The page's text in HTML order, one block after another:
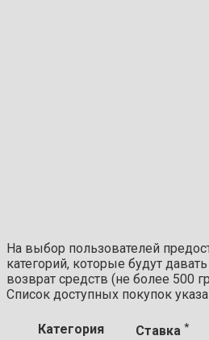
На выбор пользователей
категорий, которые будут
возврат средств (не более 500
Список доступных покупок
Категория Ставка *